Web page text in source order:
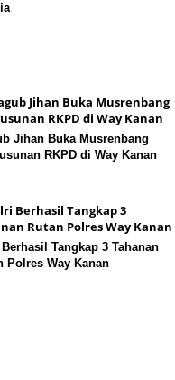
Jihan Buka Musrenbang
RKPD di Way Kanan
Tangkap 3 Tahanan
Polres Way Kanan